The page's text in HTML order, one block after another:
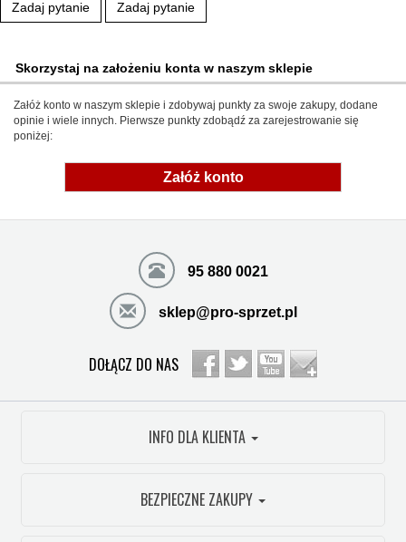
Zadaj pytanie Zadaj pytanie
Skorzystaj na założeniu konta w naszym sklepie
Załóż konto w naszym sklepie i zdobywaj punkty za swoje zakupy, dodane
opinie i wiele innych. Pierwsze punkty zdobądź za zarejestrowanie się
poniżej:
Załóż konto
95 880 0021
sklep@pro-sprzet.pl
DOŁĄCZ DO NAS
INFO DLA KLIENTA
BEZPIECZNE ZAKUPY